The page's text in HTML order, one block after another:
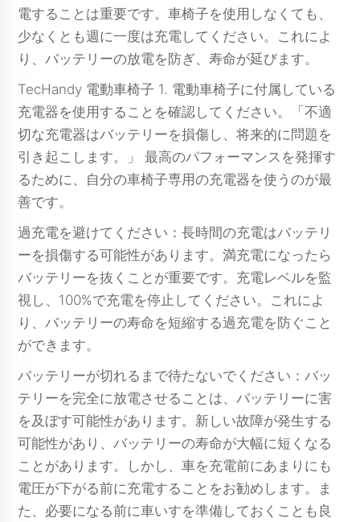
電することは重要です。車椅子を使用しなくても、
少なくとも週に一度は充電してください。これによ
り、バッテリーの放電を防ぎ、寿命が延びます。
TecHandy 電動車椅子 1. 電動車椅子に付属している
充電器を使用することを確認してください。「不適
切な充電器はバッテリーを損傷し、将来的に問題を
引き起こします。」 最高のパフォーマンスを発揮す
るために、自分の車椅子専用の充電器を使うのが最
善です。
過充電を避けてください：長時間の充電はバッテリ
ーを損傷する可能性があります。満充電になったら
バッテリーを抜くことが重要です。充電レベルを監
視し、100%で充電を停止してください。これによ
り、バッテリーの寿命を短縮する過充電を防ぐこと
ができます。
バッテリーが切れるまで待たないでください：バッ
テリーを完全に放電させることは、バッテリーに害
を及ぼす可能性があります。新しい故障が発生する
可能性があり、バッテリーの寿命が大幅に短くなる
ことがあります。しかし、車を充電前にあまりにも
電圧が下がる前に充電することをお勧めします。ま
た、必要になる前に車いすを準備しておくことも良